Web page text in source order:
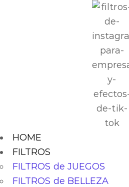
HOME
FILTROS
FILTROS de JUEGOS
FILTROS de BELLEZA